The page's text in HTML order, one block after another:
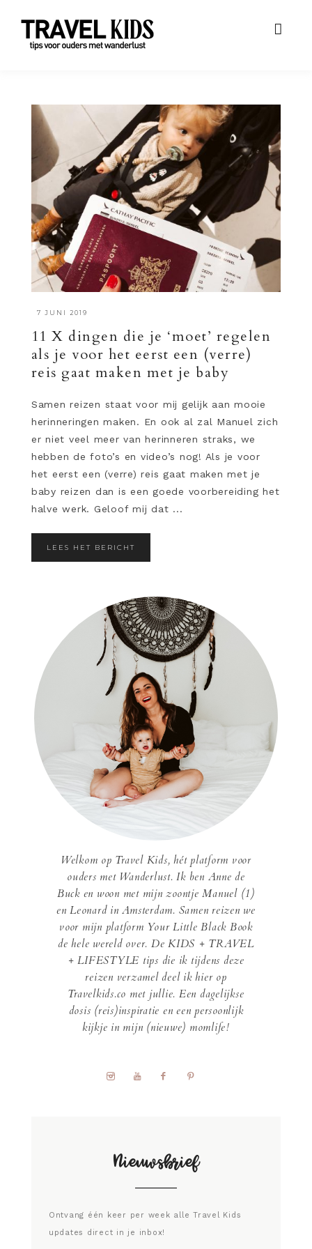
7 JUNI 2019
11 X dingen die je ‘moet’ regelen
als je voor het eerst een (verre)
reis gaat maken met je baby
Samen reizen staat voor mij gelijk aan mooie
herinneringen maken. En ook al zal Manuel zich
er niet veel meer van herinneren straks, we
hebben de foto’s en video’s nog! Als je voor
het eerst een (verre) reis gaat maken met je
baby reizen dan is een goede voorbereiding het
halve werk. Geloof mij dat ...
LEES HET BERICHT
Welkom op Travel Kids, hét platform voor
ouders met Wanderlust. Ik ben Anne de
Buck en woon met mijn zoontje Manuel (1)
en Leonard in Amsterdam. Samen reizen we
voor mijn platform Your Little Black Book
de hele wereld over. De KIDS + TRAVEL
+ LIFESTYLE tips die ik tijdens deze
reizen verzamel deel ik hier op
Travelkids.co met jullie. Een dagelijkse
dosis (reis)inspiratie en een persoonlijk
kijkje in mijn (nieuwe) momlife!
Nieuwsbrief
Ontvang één keer per week alle Travel Kids
updates direct in je inbox!